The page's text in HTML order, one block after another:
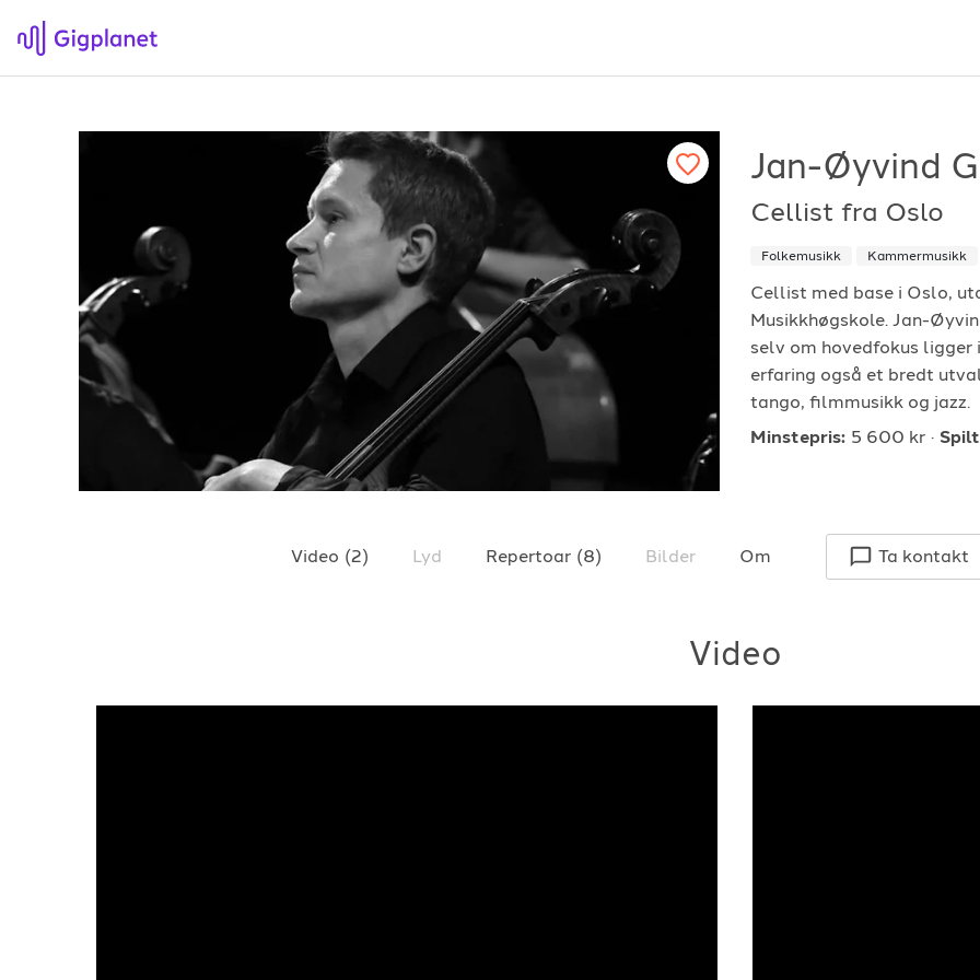
Gigplanet
Om Gigplanet
For arrangører
Hvordan fungerer det?
Søk etter underholdning
Hvordan booke i 2026
For musiker
Hvordan fungerer
Registrer solist eller
Se referanser
+4790640887
Jan-Øyvind
Cellist fra Oslo
Folkemusikk Kammermusikk
Cellist med base i Oslo,
Musikkhøgskole. Jan-
selv om hovedfokus ligger
erfaring også et bredt
tango, filmmusikk og jazz.
Minstepris: 5 600 kr
Video (2) Lyd Repertoar (8) Bilder Om Ta kontakt
Video